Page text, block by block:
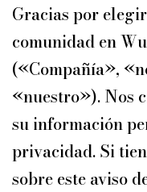
Gracias por
comunidad en
(«Compañía»,
«nuestro»). Nos
su información
privacidad. Si
sobre este aviso